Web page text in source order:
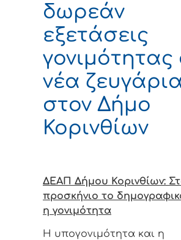
δωρεάν
εξετάσεις
γονιμότητας
νέα
στον Δήμο
Κορινθίων
ΔΕΑΠ Δήμου Κορινθίων:
προσκήνιο το
η γονιμότητα
Η υπογονιμότητα και η